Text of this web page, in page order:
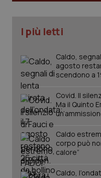
I più letti
Caldo,
agosto
scendono a
Covid. Il
Ma il Quinto
Caldo
corpo può
calore”
Caldo,
PHPSESSID